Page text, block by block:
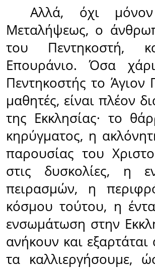
Αλλά, όχι
Μεταλήψεως, ο
του Πεντηκοστή,
Επουράνιο. Όσα
Πεντηκοστής το
μαθητές, είναι πλέον
της Εκκλησίας· το
κηρύγματος, η
παρουσίας του
στις δυσκολίες, η
πειρασμών, η
κόσμου τούτου, η
ενσωμάτωση στην
ανήκουν και
τα καλλιεργήσουμε,